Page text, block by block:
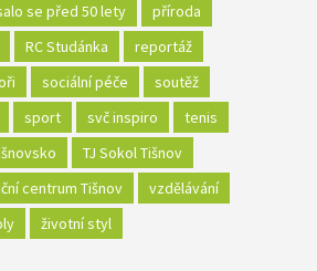
se před 50 lety
příroda
RC Studánka
reportáž
sociální péče
soutěž
sport svč inspiro
tenis
TJ Sokol Tišnov
centrum Tišnov
vzdělávání
životní styl